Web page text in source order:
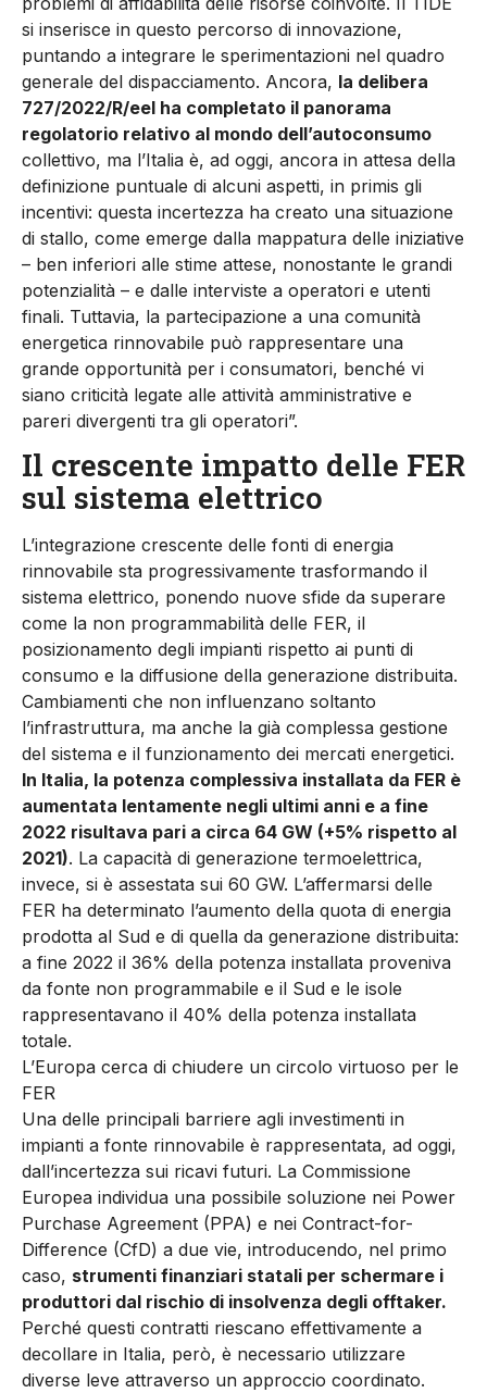
si inserisce in questo percorso di innovazione,
puntando a integrare le sperimentazioni nel quadro
generale del dispacciamento. Ancora, la delibera
727/2022/R/eel ha completato il panorama
regolatorio relativo al mondo dell’autoconsumo
collettivo, ma l’Italia è, ad oggi, ancora in attesa della
definizione puntuale di alcuni aspetti, in primis gli
incentivi: questa incertezza ha creato una situazione
di stallo, come emerge dalla mappatura delle iniziative
– ben inferiori alle stime attese, nonostante le grandi
potenzialità – e dalle interviste a operatori e utenti
finali. Tuttavia, la partecipazione a una comunità
energetica rinnovabile può rappresentare una
grande opportunità per i consumatori, benché vi
siano criticità legate alle attività amministrative e
pareri divergenti tra gli operatori”.
Il crescente impatto delle FER
sul sistema elettrico
L’integrazione crescente delle fonti di energia
rinnovabile sta progressivamente trasformando il
sistema elettrico, ponendo nuove sfide da superare
come la non programmabilità delle FER, il
posizionamento degli impianti rispetto ai punti di
consumo e la diffusione della generazione distribuita.
Cambiamenti che non influenzano soltanto
l’infrastruttura, ma anche la già complessa gestione
del sistema e il funzionamento dei mercati energetici.
In Italia, la potenza complessiva installata da FER è
aumentata lentamente negli ultimi anni e a fine
2022 risultava pari a circa 64 GW (+5% rispetto al
2021). La capacità di generazione termoelettrica,
invece, si è assestata sui 60 GW. L’affermarsi delle
FER ha determinato l’aumento della quota di energia
prodotta al Sud e di quella da generazione distribuita:
a fine 2022 il 36% della potenza installata proveniva
da fonte non programmabile e il Sud e le isole
rappresentavano il 40% della potenza installata
totale.
L’Europa cerca di chiudere un circolo virtuoso per le
FER
Una delle principali barriere agli investimenti in
impianti a fonte rinnovabile è rappresentata, ad oggi,
dall’incertezza sui ricavi futuri. La Commissione
Europea individua una possibile soluzione nei Power
Purchase Agreement (PPA) e nei Contract-for-
Difference (CfD) a due vie, introducendo, nel primo
caso, strumenti finanziari statali per schermare i
produttori dal rischio di insolvenza degli offtaker.
Perché questi contratti riescano effettivamente a
decollare in Italia, però, è necessario utilizzare
diverse leve attraverso un approccio coordinato.